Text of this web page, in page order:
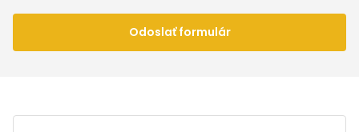
Odoslať formulár